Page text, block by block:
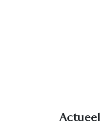
Actueel